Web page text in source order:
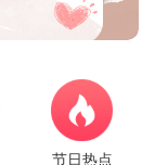
节日热点